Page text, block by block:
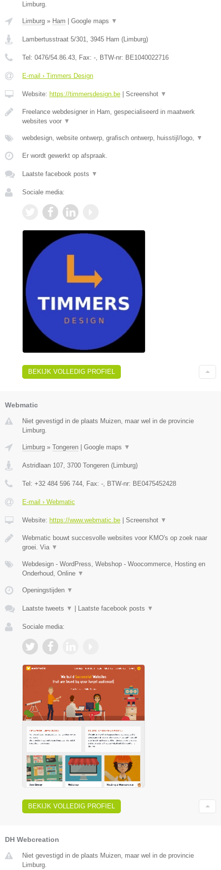
Limburg.
Limburg » Ham Google maps ▼
Lambertusstraat 5/301, 3945 Ham (Limburg)
Tel: 0476/54.86.43, Fax: -, BTW-nr: BE1040022716
E-mail › Timmers Design
Website: https://timmersdesign.be Screenshot ▼
Freelance webdesigner in Ham, gespecialiseerd in maatwerk
websites voor ▼
webdesign, website ontwerp, grafisch ontwerp, huisstijl/logo, ▼
Er wordt gewerkt op afspraak.
Laatste facebook posts ▼
Sociale media:
BEKIJK VOLLEDIG PROFIEL
Webmatic
Niet gevestigd in de plaats Muizen, maar wel in de provincie
Limburg.
Limburg » Tongeren Google maps ▼
Astridlaan 107, 3700 Tongeren (Limburg)
Tel: +32 484 596 744, Fax: -, BTW-nr: BE0475452428
E-mail › Webmatic
Website: https://www.webmatic.be Screenshot ▼
Webmatic bouwt succesvolle websites voor KMO's op zoek naar
groei. Via ▼
Webdesign - WordPress, Webshop - Woocommerce, Hosting en
Onderhoud, Online ▼
Openingstijden ▼
Laatste tweets ▼ Laatste facebook posts ▼
Sociale media:
BEKIJK VOLLEDIG PROFIEL
DH Webcreation
Niet gevestigd in de plaats Muizen, maar wel in de provincie
Limburg.